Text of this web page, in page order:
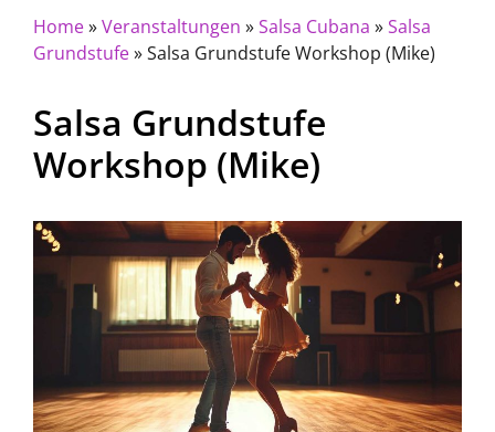
Home»Veranstaltungen »Salsa Cubana »Salsa
Grundstufe»Salsa Grundstufe Workshop (Mike)
Salsa Grundstufe
Workshop (Mike)